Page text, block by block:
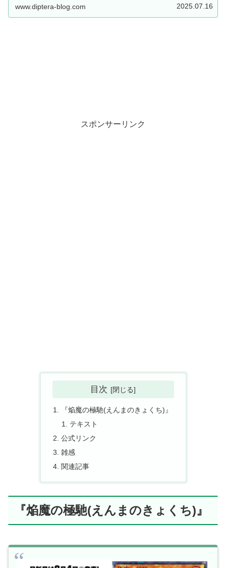
王ラッシュデュエル】
www.diptera-blog.com 2025.07.16
スポンサーリンク
目次
『焔魔の極馳(えんまのきょくち)』
テキスト
公式リンク
雑感
関連記事
『焔魔の極馳(えんまのきょくち)』